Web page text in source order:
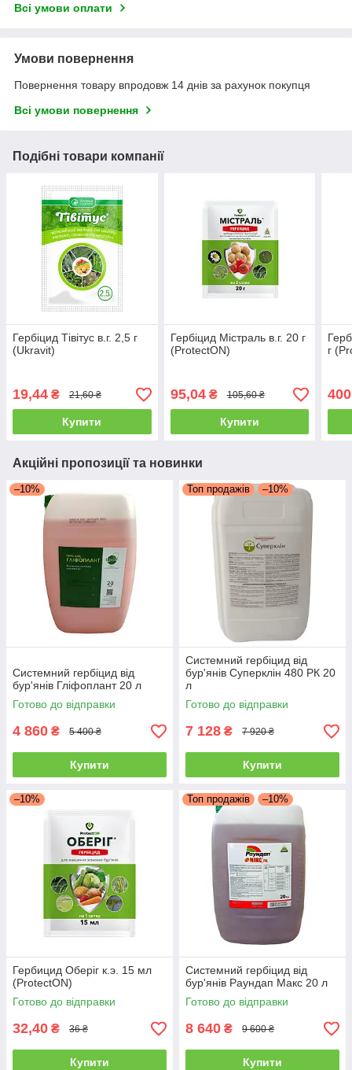
Всі умови оплати
Умови повернення
Повернення товару впродовж 14 днів за рахунок покупця
Всі умови повернення
Подібні товари компанії
Гербіцид Тівітус в.г. 2,5 г
(Ukravit)
19,44 ₴ 21,60 ₴
Купити
Гербіцид Містраль в.г. 20 г
(ProtectON)
95,04₴ 105,60 ₴
Купити
г
Акційні пропозиції та новинки
–10%
Системний гербіцид від
бур'янів Гліфоплант 20 л
Готово до відправки
4 860 ₴ 5 400 ₴
Купити
Топ продажів –10%
Системний гербіцид від
бур'янів Суперклін 480 РК 20
л
Готово до відправки
7 128 ₴ 7 920 ₴
Купити
–10%
Гербицид Оберіг к.э. 15 мл
(ProtectON)
Готово до відправки
32,40 ₴ 36 ₴
Купити
Топ продажів –10%
Системний гербіцид від
бур'янів Раундап Макс 20 л
Готово до відправки
8 640 ₴ 9 600 ₴
Купити